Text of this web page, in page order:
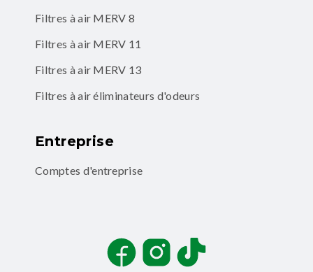
Filtres à air MERV 8
Filtres à air MERV 11
Filtres à air MERV 13
Filtres à air éliminateurs d'odeurs
Entreprise
Comptes d'entreprise
FacebookInstagramTikTok